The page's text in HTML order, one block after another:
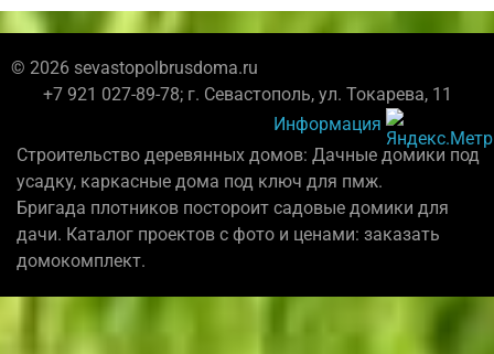
© 2026 sevastopolbrusdoma.ru
+7 921 027-89-78; г. Севастополь, ул. Токарева, 11
Информация
Строительство деревянных домов: Дачные домики под
усадку, каркасные дома под ключ для пмж.
Бригада плотников постороит садовые домики для
дачи. Каталог проектов с фото и ценами: заказать
домокомплект.